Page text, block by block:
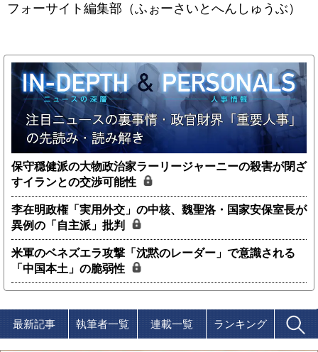
フォーサイト編集部（ふぉーさいとへんしゅうぶ）
保守穏健派の大物政治家ラーリージャーニーの殺害が閉ざ
すイランとの交渉可能性
李在明政権「実用外交」の中核、魏聖洛・国家安保室長が
異例の「自主派」批判
米軍のベネズエラ攻撃「沈黙のレーダー」で意識される
「中国本土」の脆弱性
最新記事 執筆者一覧 連載一覧 ランキング